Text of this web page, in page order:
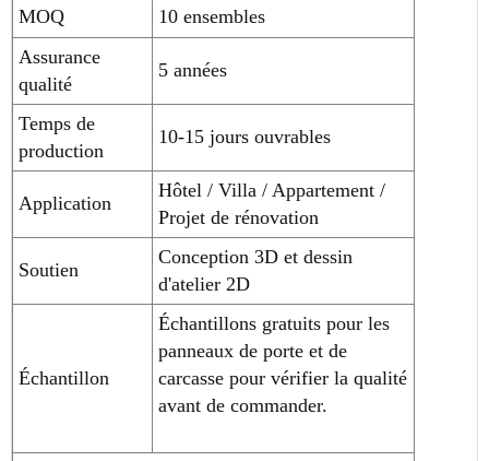
MOQ
10 ensembles
Assurance
qualité
5 années
Temps de
production
10-15 jours ouvrables
Application
Hôtel / Villa / Appartement /
Projet de rénovation
Soutien
Conception 3D et dessin
d'atelier 2D
Échantillon
Échantillons gratuits pour les
panneaux de porte et de
carcasse pour vérifier la qualité
avant de commander.